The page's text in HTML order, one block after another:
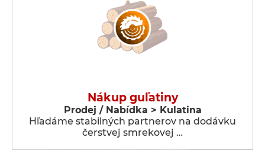
Nákup guľatiny
Prodej / Nabídka > Kulatina
Hľadáme stabilných partnerov na dodávku
čerstvej smrekovej …